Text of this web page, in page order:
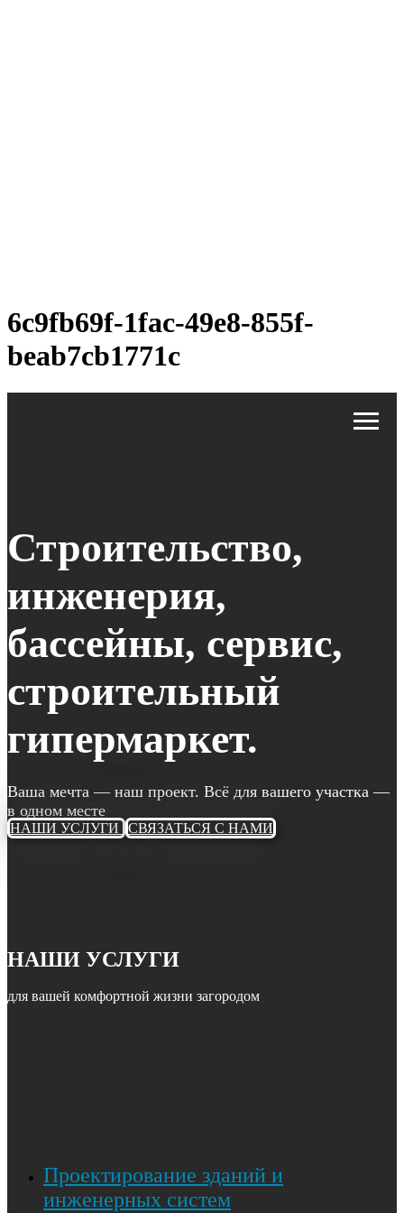
6c9fb69f-1fac-49e8-855f-
beab7cb1771c
Строительство,
инженерия,
бассейны, сервис,
строительный
гипермаркет.
Ваша мечта — наш проект. Всё для вашего участка —
в одном месте
НАШИ УСЛУГИ СВЯЗАТЬСЯ С НАМИ
НАШИ УСЛУГИ
для вашей комфортной жизни загородом
Проектирование зданий и
инженерных систем